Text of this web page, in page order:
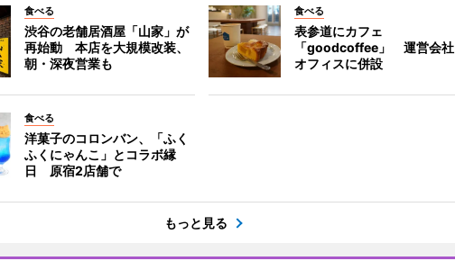
食べる
渋谷の老舗居酒屋「山家」が
再始動 本店を大規模改装、
朝・深夜営業も
食べる
表参道にカフェ
「goodcoffee」 運営会社
オフィスに併設
食べる
洋菓子のコロンバン、「ふく
ふくにゃんこ」とコラボ縁
日 原宿2店舗で
もっと見る